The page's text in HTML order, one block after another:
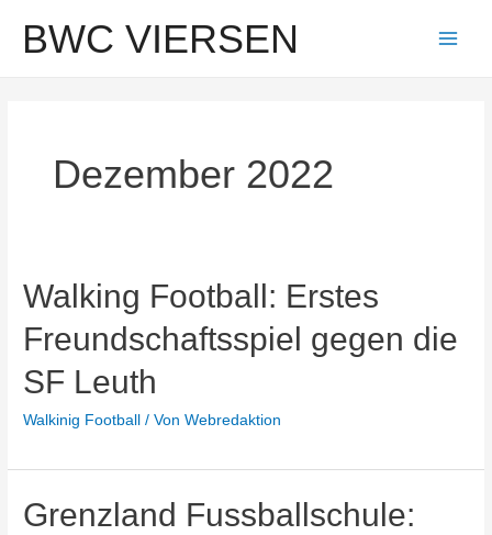
Inhalt
springen
BWC VIERSEN
Dezember 2022
Walking Football: Erstes
Freundschaftsspiel gegen die
SF Leuth
Walkinig Football / VonWebredaktion
Grenzland Fussballschule: